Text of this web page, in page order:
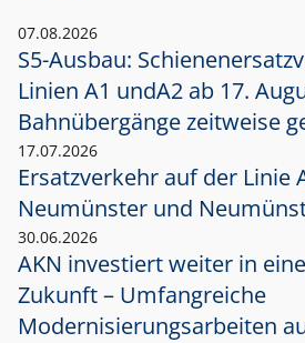
07.08.2026
S5-Ausbau:
Linien A1 undA2 ab 17.
Bahnübergänge zeitweise
17.07.2026
Ersatzverkehr auf der Linie
Neumünster und
30.06.2026
AKN investiert weiter in
Zukunft – Umfangreiche
Modernisierungsarbeiten